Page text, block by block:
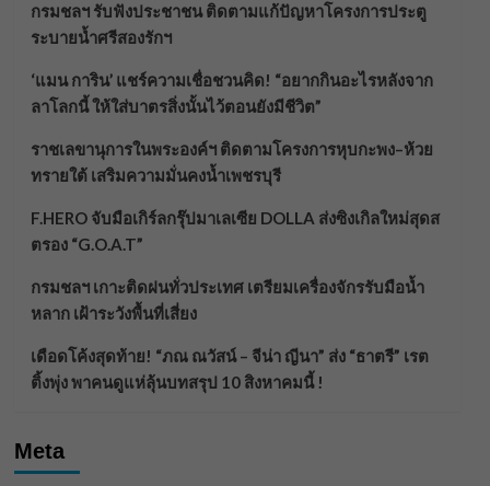
กรมชลฯ รับฟังประชาชน ติดตามแก้ปัญหาโครงการประตู
ระบายน้ำศรีสองรักฯ
‘แมน การิน’ แชร์ความเชื่อชวนคิด! “อยากกินอะไรหลังจาก
ลาโลกนี้ ให้ใส่บาตรสิ่งนั้นไว้ตอนยังมีชีวิต”
ราชเลขานุการในพระองค์ฯ ติดตามโครงการหุบกะพง–ห้วย
ทรายใต้ เสริมความมั่นคงน้ำเพชรบุรี
F.HERO จับมือเกิร์ลกรุ๊ปมาเลเซีย DOLLA ส่งซิงเกิลใหม่สุดส
ตรอง “G.O.A.T”
กรมชลฯ เกาะติดฝนทั่วประเทศ เตรียมเครื่องจักรรับมือน้ำ
หลาก เฝ้าระวังพื้นที่เสี่ยง
เดือดโค้งสุดท้าย! “ภณ ณวัสน์ – จีน่า ญีนา” ส่ง “ธาตรี” เรต
ติ้งพุ่ง พาคนดูแห่ลุ้นบทสรุป 10 สิงหาคมนี้ !
Meta